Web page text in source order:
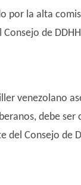
por la alta
de
venezolano
debe
del Consejo de